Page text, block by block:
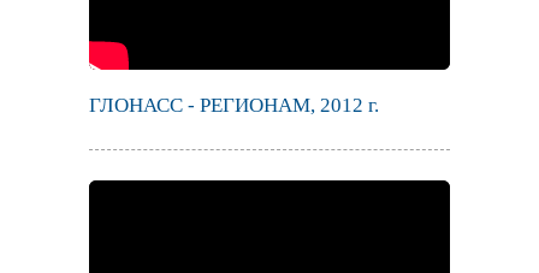
ГЛОНАСС - РЕГИОНАМ, 2012 г.